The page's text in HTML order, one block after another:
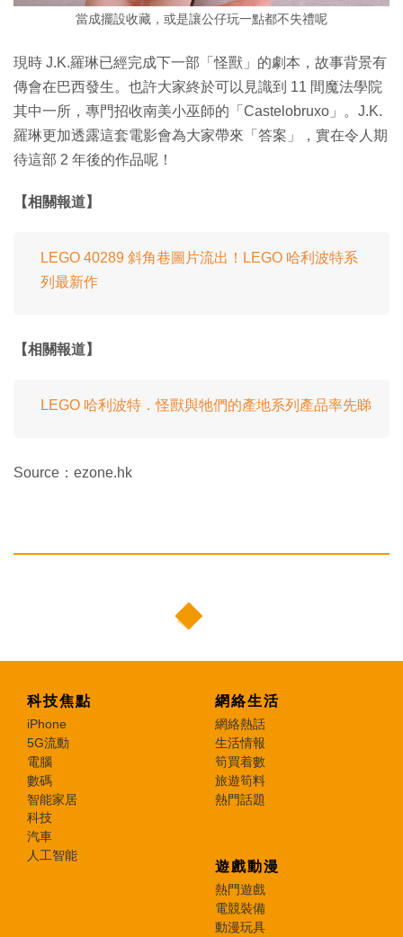
當成擺設收藏，或是讓公仔玩一點都不失禮呢
現時 J.K.羅琳已經完成下一部「怪獸」的劇本，故事背景有
傳會在巴西發生。也許大家終於可以見識到 11 間魔法學院
其中一所，專門招收南美小巫師的「Castelobruxo」。J.K.
羅琳更加透露這套電影會為大家帶來「答案」，實在令人期
待這部 2 年後的作品呢！
【相關報道】
LEGO 40289 斜角巷圖片流出！LEGO 哈利波特系
列最新作
【相關報道】
LEGO 哈利波特．怪獸與牠們的產地系列產品率先睇
Source：ezone.hk
科技焦點
iPhone
5G流動
電腦
數碼
智能家居
科技
汽車
人工智能
網絡生活
網絡熱話
生活情報
筍買着數
旅遊筍料
熱門話題
遊戲動漫
熱門遊戲
電競裝備
動漫玩具